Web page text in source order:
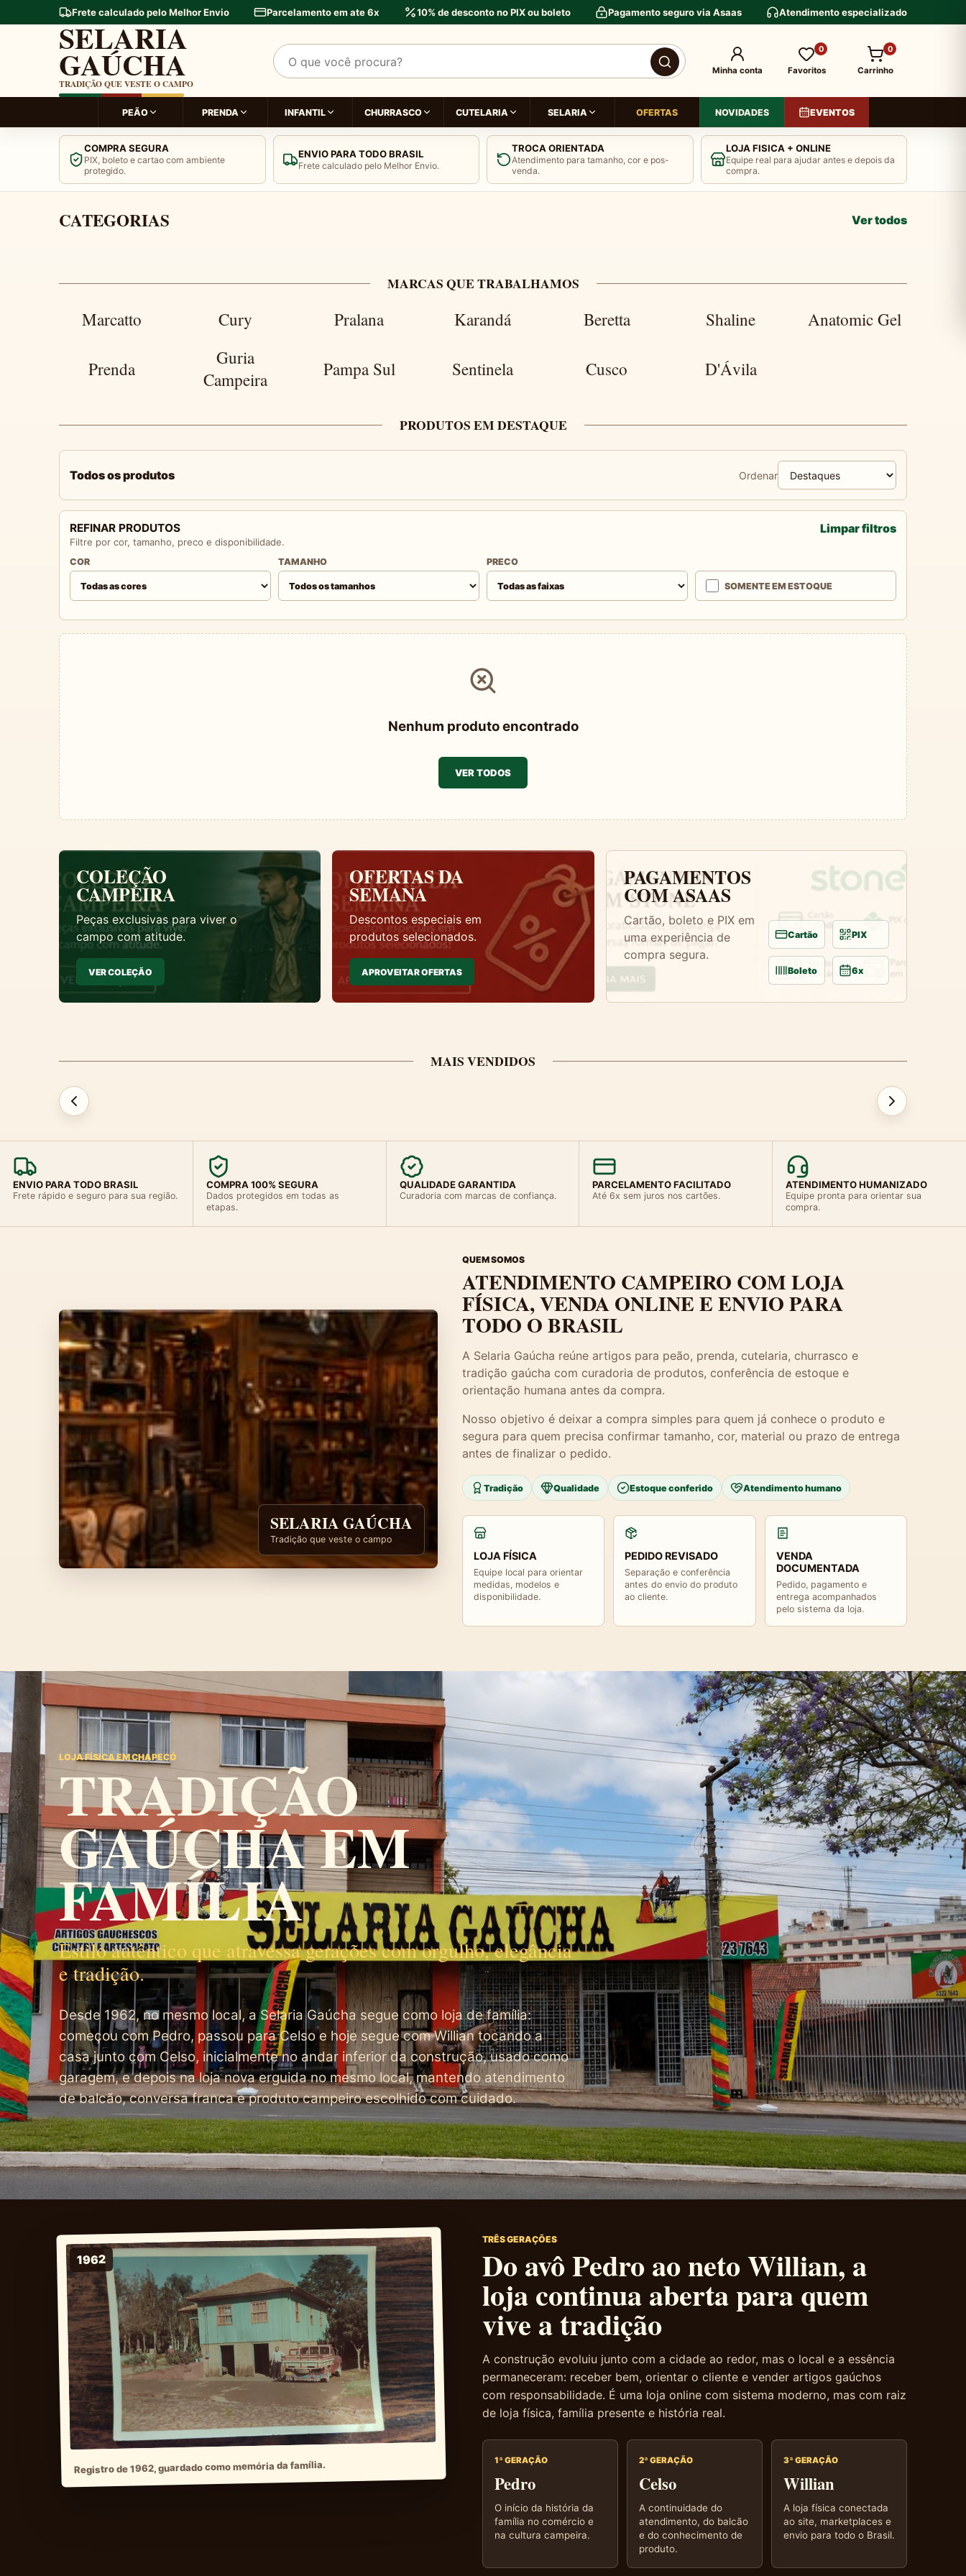
Frete calculado pelo Melhor Envio Parcelamento em ate 6x 10% de desconto no PIX ou boleto Pagamento seguro via Asaas Atendimento especializado
SELARIA
GAÚCHA
TRADIÇÃO QUE VESTE O CAMPO
Pesquisar produtos
Minha conta
0
Favoritos
0
Carrinho
PEÃO PRENDA INFANTIL CHURRASCO CUTELARIA SELARIA OFERTAS NOVIDADES EVENTOS
COMPRA SEGURA
PIX, boleto e cartao com ambiente
protegido.
ENVIO PARA TODO BRASIL
Frete calculado pelo Melhor Envio.
TROCA ORIENTADA
Atendimento para tamanho, cor e pos-
venda.
LOJA FISICA + ONLINE
Equipe real para ajudar antes e depois da
compra.
TRADIÇÃO GAÚCHA EM FAMÍLIA
‹ ›
Ⅱ
Banner 2 de 2CATEGORIAS Ver todos
MARCAS QUE TRABALHAMOS
Marcatto Cury Pralana Karandá Beretta Shaline Anatomic Gel
Prenda
Guria
Campeira
Pampa Sul Sentinela Cusco D'Ávila
PRODUTOS EM DESTAQUE
Todos os produtos Ordenar
REFINAR PRODUTOS
Filtre por cor, tamanho, preco e disponibilidade.
Limpar filtros
COR TAMANHO PRECO
SOMENTE EM ESTOQUE
Nenhum produto encontrado
VER TODOS
COLEÇÃO
CAMPEIRA
Peças exclusivas para viver o
campo com atitude.
VER COLEÇÃO
OFERTAS DA
SEMANA
Descontos especiais em
produtos selecionados.
APROVEITAR OFERTAS
PAGAMENTOS
COM ASAAS
Cartão, boleto e PIX em
uma experiência de
compra segura.
Cartão PIX
Boleto 6x
MAIS VENDIDOS
ENVIO PARA TODO BRASIL
Frete rápido e seguro para sua região.
COMPRA 100% SEGURA
Dados protegidos em todas as
etapas.
QUALIDADE GARANTIDA
Curadoria com marcas de confiança.
PARCELAMENTO FACILITADO
Até 6x sem juros nos cartões.
ATENDIMENTO HUMANIZADO
Equipe pronta para orientar sua
compra.
SELARIA GAÚCHA
Tradição que veste o campo
QUEM SOMOS
ATENDIMENTO CAMPEIRO COM LOJA
FÍSICA, VENDA ONLINE E ENVIO PARA
TODO O BRASIL
A Selaria Gaúcha reúne artigos para peão, prenda, cutelaria, churrasco e
tradição gaúcha com curadoria de produtos, conferência de estoque e
orientação humana antes da compra.
Nosso objetivo é deixar a compra simples para quem já conhece o produto e
segura para quem precisa confirmar tamanho, cor, material ou prazo de entrega
antes de finalizar o pedido.
Tradição Qualidade Estoque conferido Atendimento humano
LOJA FÍSICA
Equipe local para orientar
medidas, modelos e
disponibilidade.
PEDIDO REVISADO
Separação e conferência
antes do envio do produto
ao cliente.
VENDA
DOCUMENTADA
Pedido, pagamento e
entrega acompanhados
pelo sistema da loja.
LOJA FÍSICA EM CHAPECÓ
TRADIÇÃO
GAÚCHA EM
FAMÍLIA
Estilo autêntico que atravessa gerações com orgulho, elegância
e tradição.
Desde 1962, no mesmo local, a Selaria Gaúcha segue como loja de família:
começou com Pedro, passou para Celso e hoje segue com Willian tocando a
casa junto com Celso, inicialmente no andar inferior da construção, usado como
garagem, e depois na loja nova erguida no mesmo local, mantendo atendimento
de balcão, conversa franca e produto campeiro escolhido com cuidado.
Registro de 1962, guardado como memória da família.
TRÊS GERAÇÕES
Do avô Pedro ao neto Willian, a
loja continua aberta para quem
vive a tradição
A construção evoluiu junto com a cidade ao redor, mas o local e a essência
permaneceram: receber bem, orientar o cliente e vender artigos gaúchos
com responsabilidade. É uma loja online com sistema moderno, mas com raiz
de loja física, família presente e história real.
1ª GERAÇÃO
Pedro
O início da história da
família no comércio e
na cultura campeira.
2ª GERAÇÃO
Celso
A continuidade do
atendimento, do balcão
e do conhecimento de
produto.
3ª GERAÇÃO
Willian
A loja física conectada
ao site, marketplaces e
envio para todo o Brasil.